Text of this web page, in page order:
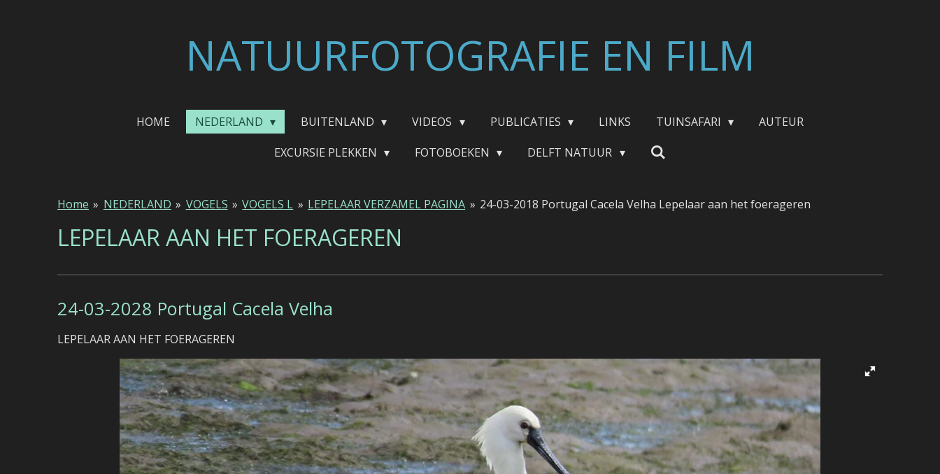
NATUURFOTOGRAFIE EN FILM
HOME NEDERLAND BUITENLAND VIDEOS PUBLICATIES LINKS TUINSAFARI
AUTEUR
EXCURSIE PLEKKEN
FOTOBOEKEN DELFT NATUUR
Home » NEDERLAND » VOGELS » VOGELS L » LEPELAAR VERZAMEL PAGINA » 24-03-2018 Portugal Cacela Velha Lepelaar aan het foerageren
LEPELAAR AAN HET FOERAGEREN
24-03-2028 Portugal Cacela Velha
LEPELAAR AAN HET FOERAGEREN